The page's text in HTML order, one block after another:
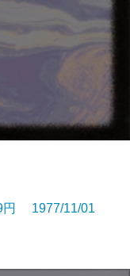
1977/11/01